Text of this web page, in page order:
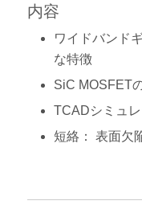
内容
ワイドバンド
な特徴
SiC MOSFET
TCADシミュ
短絡： 表面欠